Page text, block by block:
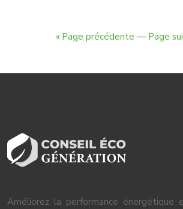
« Page précédente — Page
Améliorez la performance énergétique